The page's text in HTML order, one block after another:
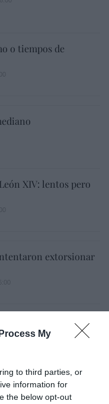
My
to third parties, or
information for
the below opt-out
o tiempos de
XIV: lentos pero
extorsionar
regresa a
peores propuestas de